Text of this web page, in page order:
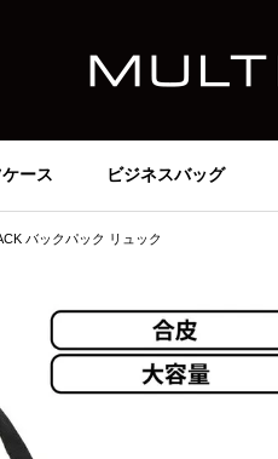
ース ビジネスバッグ
バックパック リュック